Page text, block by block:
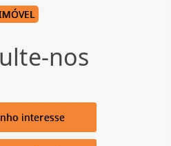
nos
interesse